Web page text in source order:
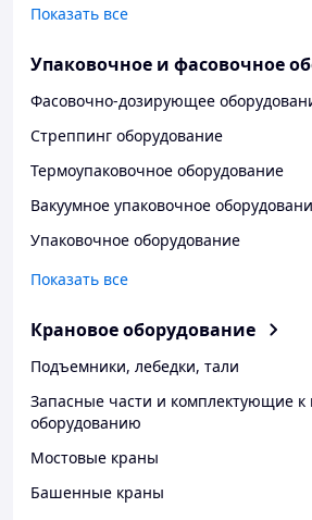
Показать все
Упаковочное и фасовочное
Фасовочно-дозирующее
Стреппинг оборудование
Термоупаковочное оборудование
Вакуумное упаковочное
Упаковочное оборудование
Показать все
Крановое оборудование
Подъемники, лебедки, тали
Запасные части и комплектующие к
оборудованию
Мостовые краны
Башенные краны